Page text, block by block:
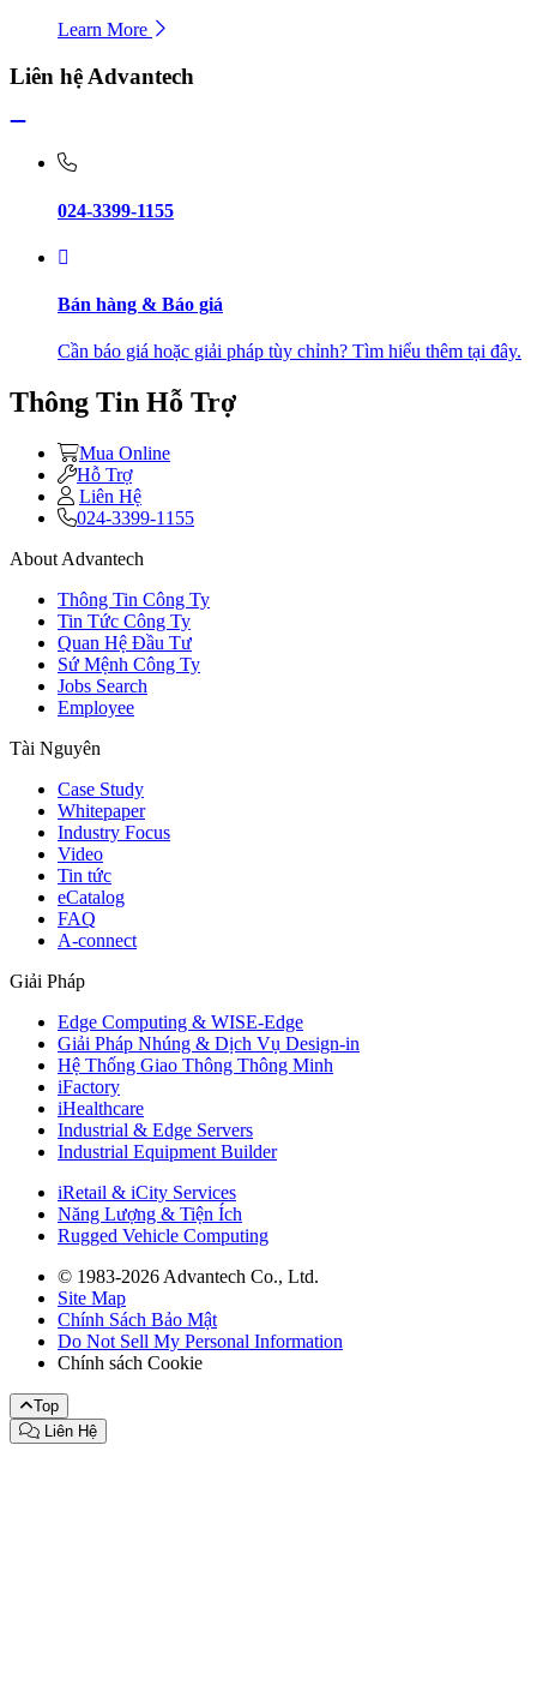
Learn More
Liên hệ Advantech
024-3399-1155
Bán hàng & Báo giá
Cần báo giá hoặc giải pháp tùy chỉnh? Tìm hiểu thêm tại đây.
Thông Tin Hỗ Trợ
Mua Online
Hỗ Trợ
Liên Hệ
024-3399-1155
About Advantech
Thông Tin Công Ty
Tin Tức Công Ty
Quan Hệ Đầu Tư
Sứ Mệnh Công Ty
Jobs Search
Employee
Tài Nguyên
Case Study
Whitepaper
Industry Focus
Video
Tin tức
eCatalog
FAQ
A-connect
Giải Pháp
Edge Computing & WISE-Edge
Giải Pháp Nhúng & Dịch Vụ Design-in
Hệ Thống Giao Thông Thông Minh
iFactory
iHealthcare
Industrial & Edge Servers
Industrial Equipment Builder
iRetail & iCity Services
Năng Lượng & Tiện Ích
Rugged Vehicle Computing
© 1983-2026 Advantech Co., Ltd.
Site Map
Chính Sách Bảo Mật
Do Not Sell My Personal Information
Chính sách Cookie
Top
Liên Hệ